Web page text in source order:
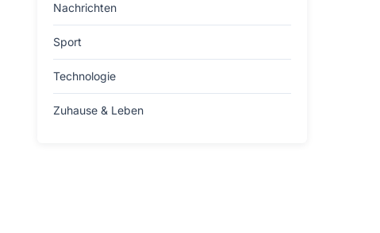
Nachrichten
Sport
Technologie
Zuhause & Leben